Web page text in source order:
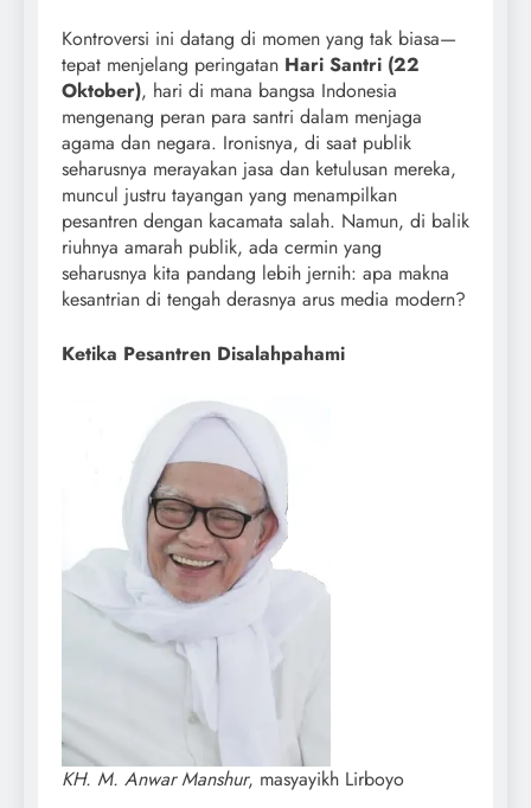
Kontroversi ini datang di momen yang tak biasa—
tepat menjelang peringatan Hari Santri (22
Oktober), hari di mana bangsa Indonesia
mengenang peran para santri dalam menjaga
agama dan negara. Ironisnya, di saat publik
seharusnya merayakan jasa dan ketulusan mereka,
muncul justru tayangan yang menampilkan
pesantren dengan kacamata salah. Namun, di balik
riuhnya amarah publik, ada cermin yang
seharusnya kita pandang lebih jernih: apa makna
kesantrian di tengah derasnya arus media modern?
Ketika Pesantren Disalahpahami
KH. M. Anwar Manshur, masyayikh Lirboyo